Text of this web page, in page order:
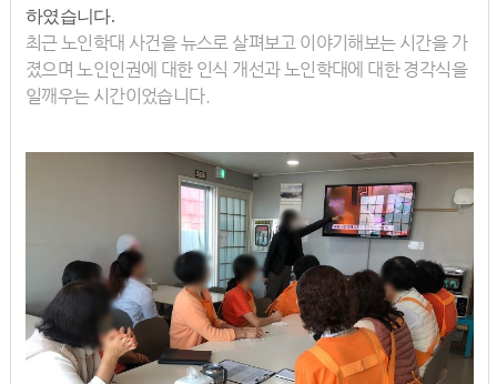
하였습니다.
최근 노인학대 사건을 뉴스로 살펴보고 이야기해보는 시간을 가
졌으며 노인인권에 대한 인식 개선과 노인학대에 대한 경각식을
일깨우는 시간이었습니다.